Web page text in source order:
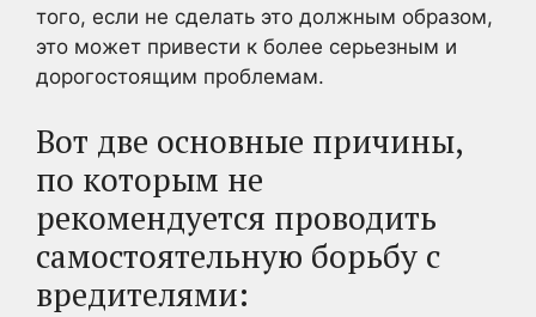
того, если не сделать это должным образом,
это может привести к более серьезным и
дорогостоящим проблемам.
Вот две основные причины,
по которым не
рекомендуется проводить
самостоятельную борьбу с
вредителями: